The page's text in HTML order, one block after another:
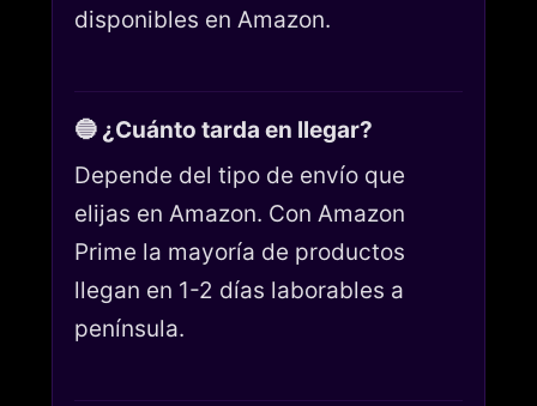
disponibles en Amazon.
🔵 ¿Cuánto tarda en llegar?
Depende del tipo de envío que
elijas en Amazon. Con Amazon
Prime la mayoría de productos
llegan en 1-2 días laborables a
península.